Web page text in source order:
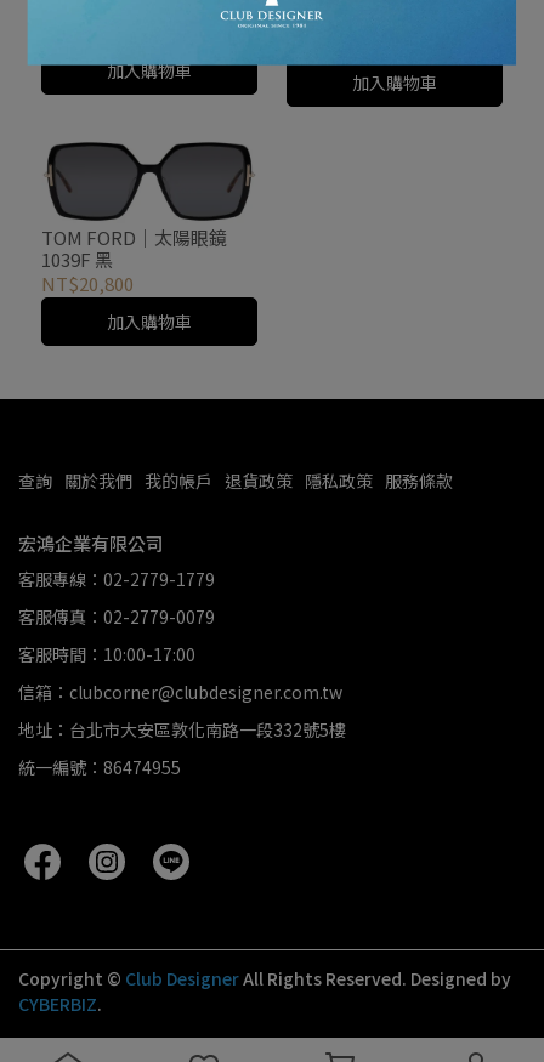
加入購物車
1157F 黑
加入購物車
TOM FORD｜太陽眼鏡
1039F 黑
NT$20,800
加入購物車
查詢 關於我們 我的帳戶 退貨政策 隱私政策 服務條款
宏鴻企業有限公司
客服專線：02-2779-1779
客服傳真：02-2779-0079
客服時間：10:00-17:00
信箱：clubcorner@clubdesigner.com.tw
地址：台北市大安區敦化南路一段332號5樓
統一編號：86474955
Copyright © Club DesignerAll Rights Reserved. Designed by
CYBERBIZ.